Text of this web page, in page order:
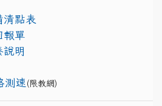
清點表
報單
說明
測速 (限教網)